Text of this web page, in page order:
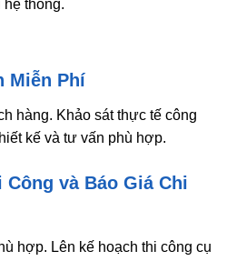
hệ thống.
Miễn Phí
hàng. Khảo sát thực tế công
kế và tư vấn phù hợp.
và Báo Giá Chi
hợp. Lên kế hoạch thi công cụ